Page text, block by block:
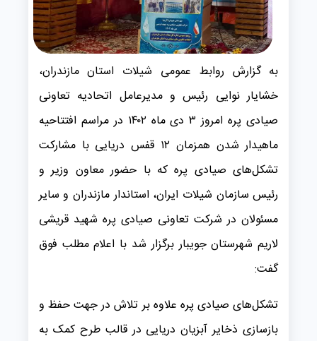
به گزارش روابط عمومی شیلات استان مازندران،
خشایار نوایی رئیس و مدیرعامل اتحادیه تعاونی
صیادی پره امروز ۳ دی ماه ۱۴۰۲ در مراسم افتتاحیه
ماهیدار شدن همزمان ۱۲ قفس دریایی با مشارکت
تشکل‌های صیادی پره که با حضور معاون وزیر و
رئيس سازمان شیلات ایران، استاندار مازندران و سایر
مسئولان در شرکت تعاونی صیادی پره شهید قریشی
لاریم شهرستان جویبار برگزار شد با اعلام مطلب فوق
گفت:
تشکل‌های صیادی پره علاوه بر تلاش در جهت حفظ و
بازسازی ذخایر آبزیان دریایی در قالب طرح کمک به